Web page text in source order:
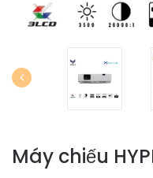
Máy chiếu